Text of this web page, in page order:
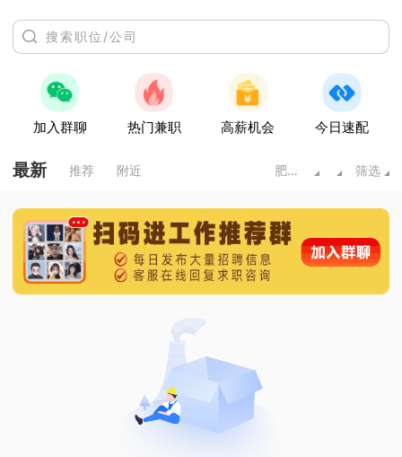
加入群聊 热门兼职 高薪机会 今日速配
最新 推荐 附近 肥城市 筛选